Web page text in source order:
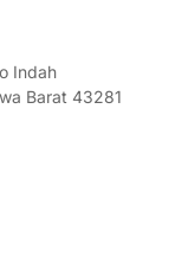
Indah
Barat 43281